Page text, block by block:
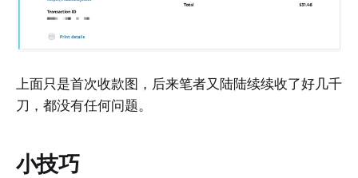
上面只是首次收款图，后来笔者又陆陆续续收了好几千
刀，都没有任何问题。
小技巧